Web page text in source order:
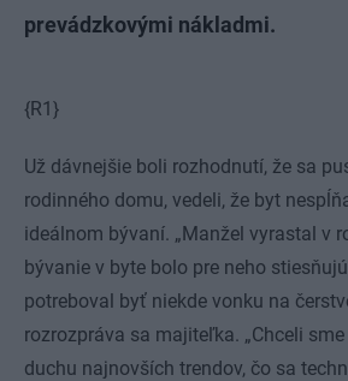
prevádzkovými nákladmi.
{R1}
Už dávnejšie boli rozhodnutí, že sa
rodinného domu, vedeli, že byt
ideálnom bývaní. „Manžel vyrastal v
bývanie v byte bolo pre neho
potreboval byť niekde vonku na
rozrozpráva sa majiteľka. „Chceli
duchu najnovších trendov, čo sa